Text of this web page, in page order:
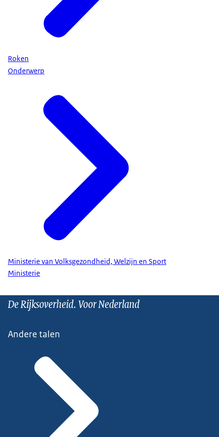
Roken
Onderwerp
Ministerie van Volksgezondheid, Welzijn en Sport
Ministerie
De Rijksoverheid. Voor Nederland
Andere talen